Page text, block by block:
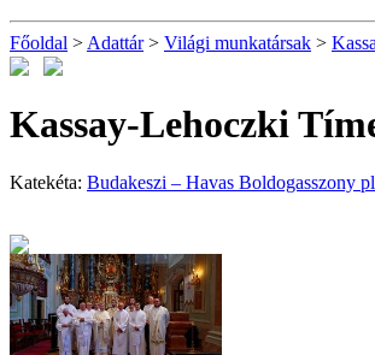
Főoldal > Adattár> Világi munkatársak >
Kassay-Lehoczki
Katekéta: Budakeszi – Havas Boldogasszony